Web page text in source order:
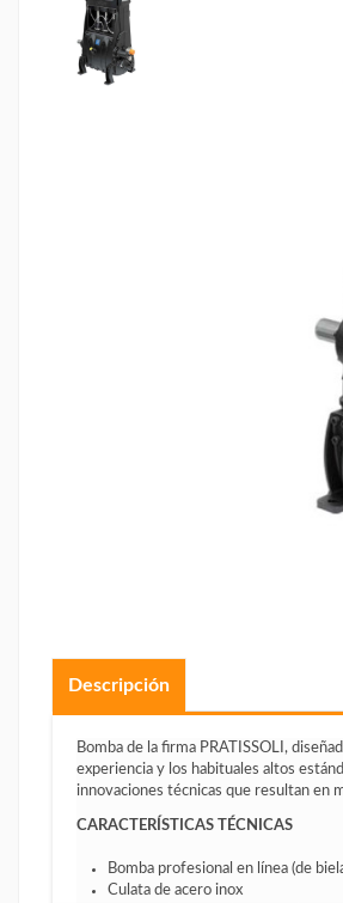
Descripción
Bomba de la firma PRATISSOLI,
experiencia y los habituales altos
innovaciones técnicas que resultan en
CARACTERÍSTICAS TÉCNICAS
Bomba profesional en línea (de
Culata de acero inox